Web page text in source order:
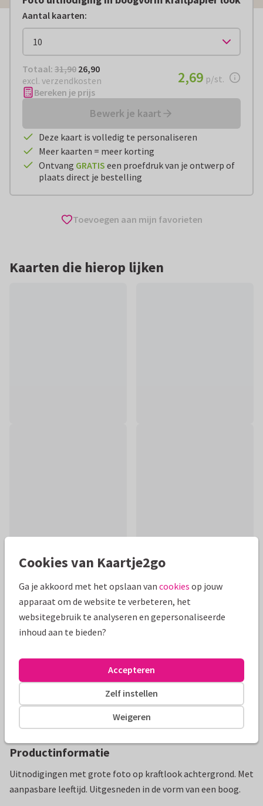
Aantal kaarten:
Totaal: € 26,90
Totaal: 31,90 26,90
excl. verzendkosten
€ 2,69per stuk
2,69 p/st.
Bereken je prijs
Bewerk je kaart
Deze kaart is volledig te personaliseren
Meer kaarten = meer korting
Ontvang GRATIS een proefdruk van je ontwerp of
plaats direct je bestelling
Toevoegen aan mijn favorieten
Kaarten die hierop lijken
Mooie extra's bij je kaart
Productinformatie
Uitnodigingen met grote foto op kraftlook achtergrond. Met
aanpasbare leeftijd. Uitgesneden in de vorm van een boog.
Cookies van Kaartje2go
Ga je akkoord met het opslaan van cookies op jouw
apparaat om de website te verbeteren, het
websitegebruik te analyseren en gepersonaliseerde
inhoud aan te bieden?
Weigeren
Zelf instellen
Accepteren